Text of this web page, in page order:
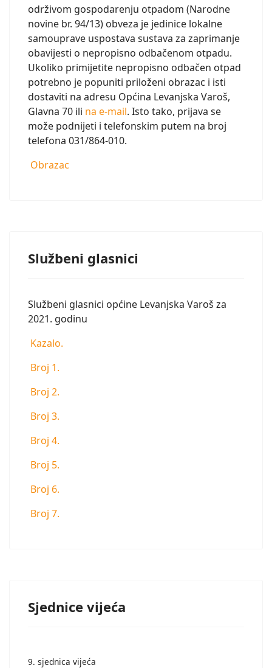
održivom gospodarenju otpadom (Narodne
novine br. 94/13) obveza je jedinice lokalne
samouprave uspostava sustava za zaprimanje
obavijesti o nepropisno odbačenom otpadu.
Ukoliko primijetite nepropisno odbačen otpad
potrebno je popuniti priloženi obrazac i isti
dostaviti na adresu Općina Levanjska Varoš,
Glavna 70 ili na e-mail. Isto tako, prijava se
može podnijeti i telefonskim putem na broj
telefona 031/864-010.
Obrazac
Službeni glasnici
Službeni glasnici općine Levanjska Varoš za
2021. godinu
Kazalo.
Broj 1.
Broj 2.
Broj 3.
Broj 4.
Broj 5.
Broj 6.
Broj 7.
Sjednice vijeća
9. sjednica vijeća